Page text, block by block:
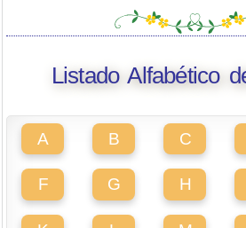
Listado Alfabético
A B C
F G H